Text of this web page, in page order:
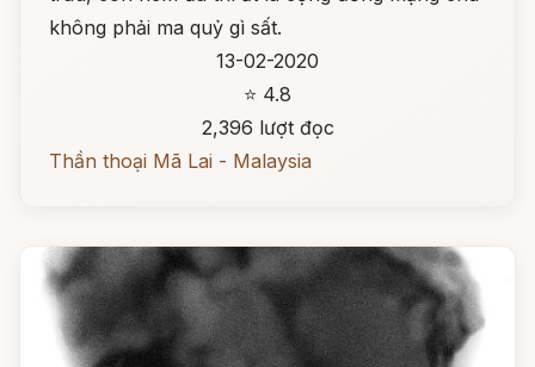
không phải ma quỷ gì sất.
13-02-2020
⭐ 4.8
2,396 lượt đọc
Thần thoại Mã Lai - Malaysia